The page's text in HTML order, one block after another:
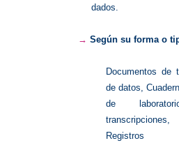
dados.
→ Según su forma o
Documentos de
de datos,
de
Registros